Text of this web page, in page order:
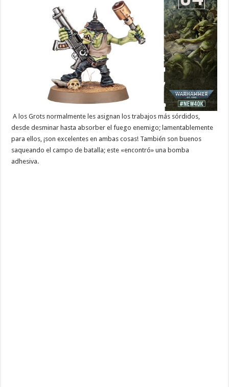
A los Grots normalmente les asignan los trabajos más sórdidos,
desde desminar hasta absorber el fuego enemigo; lamentablemente
para ellos, ¡son excelentes en ambas cosas! También son buenos
saqueando el campo de batalla; este «encontró» una bomba
adhesiva.